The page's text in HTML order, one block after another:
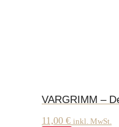
VARGRIMM –
11,00 € inkl. MwSt.